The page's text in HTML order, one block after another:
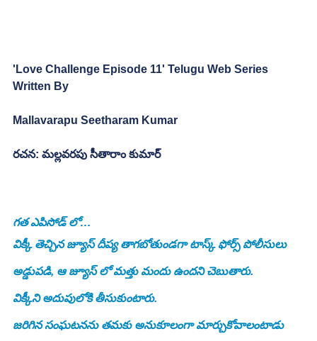
'Love Challenge Episode 11' Telugu Web Series
Written By
Mallavarapu Seetharam Kumar
రచన: మల్లవరపు సీతారాం కుమార్
గత ఎపిసోడ్ లో…
విక్కీ తెచ్చిన జ్యూస్ దీప్య తాగబోతుండగా టాస్క్ ఫోర్స్ పోలీసులు
అడ్డుపడి, ఆ జ్యూస్ లో మత్తు మందు ఉందని చెబుతారు.
విక్కీని అదుపులోకి తీసుకుంటారు.
జరిగిన సంఘటనను తమకు అనుకూలంగా మార్చుకోవాలంటాడు